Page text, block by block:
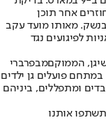
אחר תוכן
בנשק. מאותו מועד עקב
לפיגועים נגד
הממוקםמבפרברי
פועלים גן ילדים
שהו בו כ-140 ילדים, עובדים ומתפללים, ביניהם
אותנו